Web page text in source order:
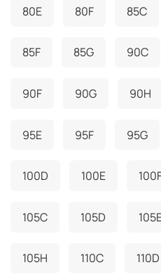
80E 80F 85C
85F 85G 90C
90F 90G 90H
95E 95F 95G
100D 100E
105C 105D
105H 110C 110D